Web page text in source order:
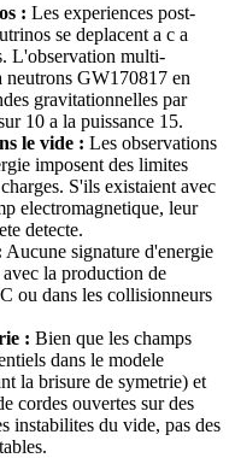
: Les experiences post-
se deplacent a c a
L'observation multi-
neutrons GW170817 en
gravitationnelles par
10 a la puissance 15.
le vide : Les observations
imposent des limites
S'ils existaient avec
electromagnetique, leur
detecte.
Aucune signature d'energie
la production de
ou dans les collisionneurs
: Bien que les champs
dans le modele
la brisure de symetrie) et
cordes ouvertes sur des
instabilites du vide, pas des